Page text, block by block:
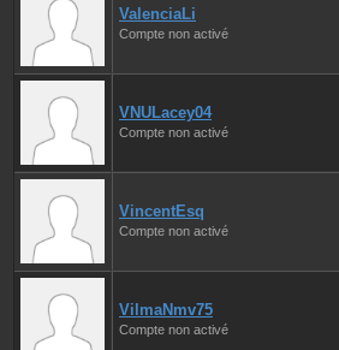
ValenciaLi
Compte non activé
VNULacey04
Compte non activé
VincentEsq
Compte non activé
VilmaNmv75
Compte non activé